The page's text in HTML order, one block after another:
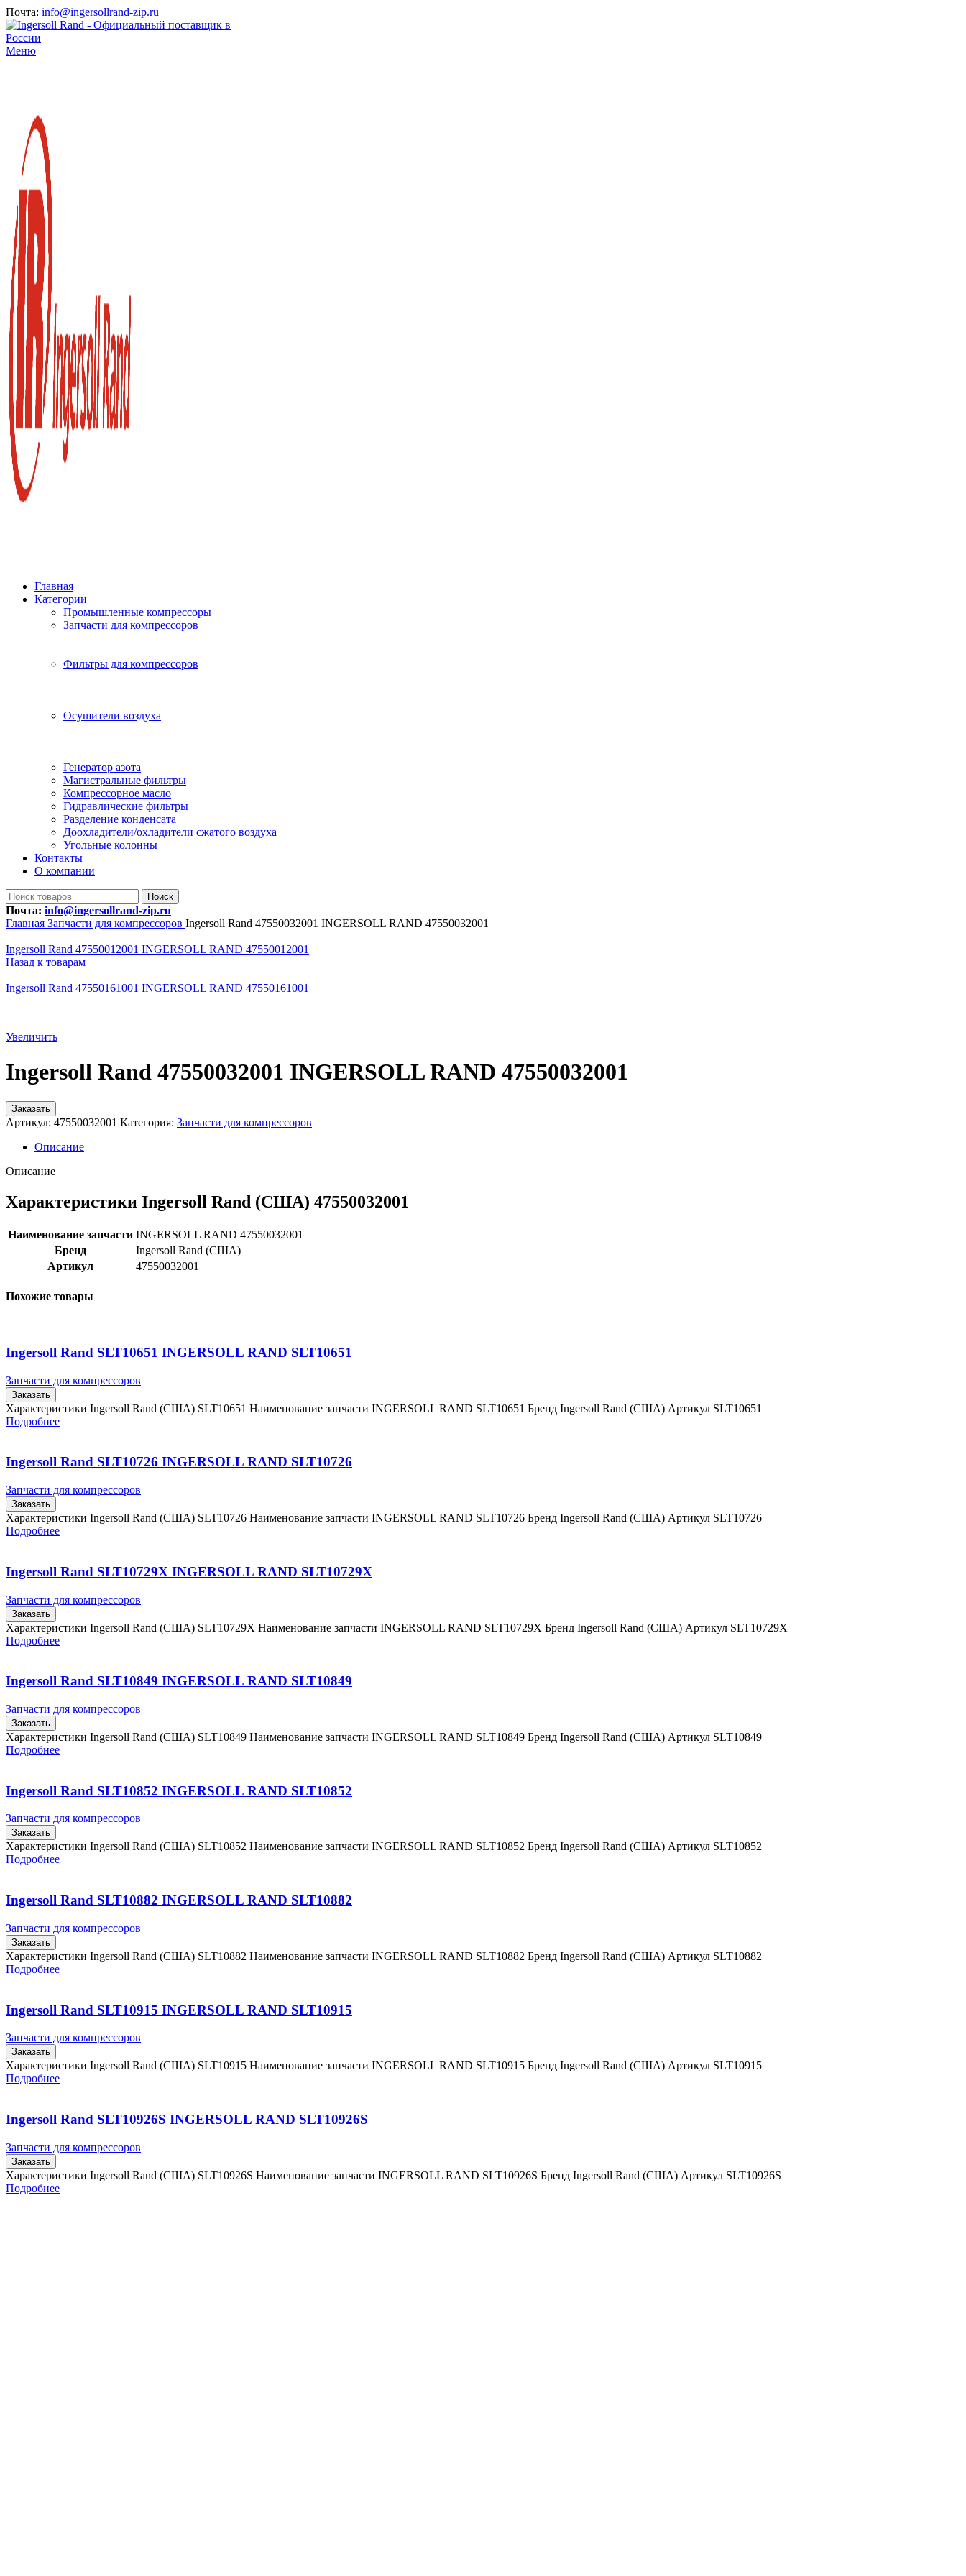
Почта: info@ingersollrand-zip.ru
Меню
Главная
Категории
Промышленные компрессоры
Запчасти для компрессоров
Фильтры для компрессоров
Осушители воздуха
Генератор азота
Магистральные фильтры
Компрессорное масло
Гидравлические фильтры
Разделение конденсата
Доохладители/охладители сжатого воздуха
Угольные колонны
Контакты
О компании
Поиск
Почта: info@ingersollrand-zip.ru
Главная Запчасти для компрессоров Ingersoll Rand 47550032001 INGERSOLL RAND 47550032001
Ingersoll Rand 47550012001 INGERSOLL RAND 47550012001
Назад к товарам
Ingersoll Rand 47550161001 INGERSOLL RAND 47550161001
Увеличить
Ingersoll Rand 47550032001 INGERSOLL RAND 47550032001
Заказать
Артикул: 47550032001 Категория: Запчасти для компрессоров
Описание
Описание
Характеристики Ingersoll Rand (США) 47550032001
Наименование запчасти INGERSOLL RAND 47550032001
Бренд
Ingersoll Rand (США)
Артикул
47550032001
Похожие товары
Ingersoll Rand SLT10651 INGERSOLL RAND SLT10651
Запчасти для компрессоров
Заказать
Характеристики Ingersoll Rand (США) SLT10651 Наименование запчасти INGERSOLL RAND SLT10651 Бренд Ingersoll Rand (США) Артикул SLT10651
Подробнее
Ingersoll Rand SLT10726 INGERSOLL RAND SLT10726
Запчасти для компрессоров
Заказать
Характеристики Ingersoll Rand (США) SLT10726 Наименование запчасти INGERSOLL RAND SLT10726 Бренд Ingersoll Rand (США) Артикул SLT10726
Подробнее
Ingersoll Rand SLT10729X INGERSOLL RAND SLT10729X
Запчасти для компрессоров
Заказать
Характеристики Ingersoll Rand (США) SLT10729X Наименование запчасти INGERSOLL RAND SLT10729X Бренд Ingersoll Rand (США) Артикул SLT10729X
Подробнее
Ingersoll Rand SLT10849 INGERSOLL RAND SLT10849
Запчасти для компрессоров
Заказать
Характеристики Ingersoll Rand (США) SLT10849 Наименование запчасти INGERSOLL RAND SLT10849 Бренд Ingersoll Rand (США) Артикул SLT10849
Подробнее
Ingersoll Rand SLT10852 INGERSOLL RAND SLT10852
Запчасти для компрессоров
Заказать
Характеристики Ingersoll Rand (США) SLT10852 Наименование запчасти INGERSOLL RAND SLT10852 Бренд Ingersoll Rand (США) Артикул SLT10852
Подробнее
Ingersoll Rand SLT10882 INGERSOLL RAND SLT10882
Запчасти для компрессоров
Заказать
Характеристики Ingersoll Rand (США) SLT10882 Наименование запчасти INGERSOLL RAND SLT10882 Бренд Ingersoll Rand (США) Артикул SLT10882
Подробнее
Ingersoll Rand SLT10915 INGERSOLL RAND SLT10915
Запчасти для компрессоров
Заказать
Характеристики Ingersoll Rand (США) SLT10915 Наименование запчасти INGERSOLL RAND SLT10915 Бренд Ingersoll Rand (США) Артикул SLT10915
Подробнее
Ingersoll Rand SLT10926S INGERSOLL RAND SLT10926S
Запчасти для компрессоров
Заказать
Характеристики Ingersoll Rand (США) SLT10926S Наименование запчасти INGERSOLL RAND SLT10926S Бренд Ingersoll Rand (США) Артикул SLT10926S
Подробнее